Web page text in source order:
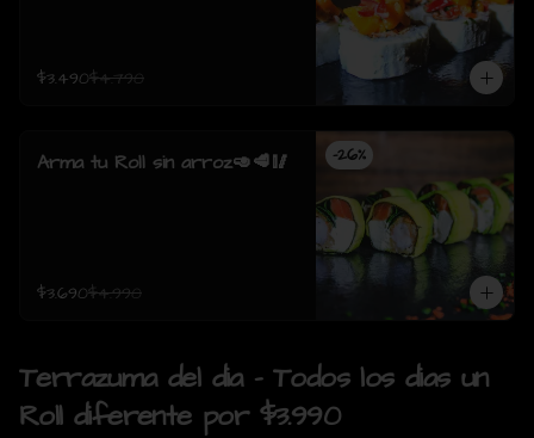
$3.490$4.790
-26%
Arma tu Roll sin arroz🥑🥩🥢
$3.690$4.990
Terrazuma del dia - Todos los dias un
Roll diferente por $3.990